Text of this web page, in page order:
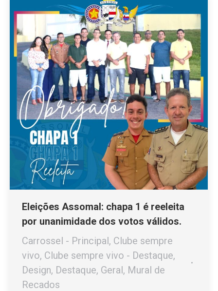
Eleições Assomal: chapa 1 é reeleita
por unanimidade dos votos válidos.
Carrossel - Principal, Clube sempre
vivo, Clube sempre vivo - Destaque,
Design, Destaque, Geral, Mural de
Recados